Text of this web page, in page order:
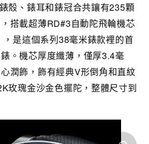
殼、錶耳和錶冠合共鑲有235顆
搭載超薄RD#3自動陀飛輪機芯
，是這個系列38毫米錶款裡的首
。機芯厚度纖薄，僅厚3.4毫
潤飾，飾有經典V形倒角和直紋
玫瑰金沙金色擺陀，整體尺寸到